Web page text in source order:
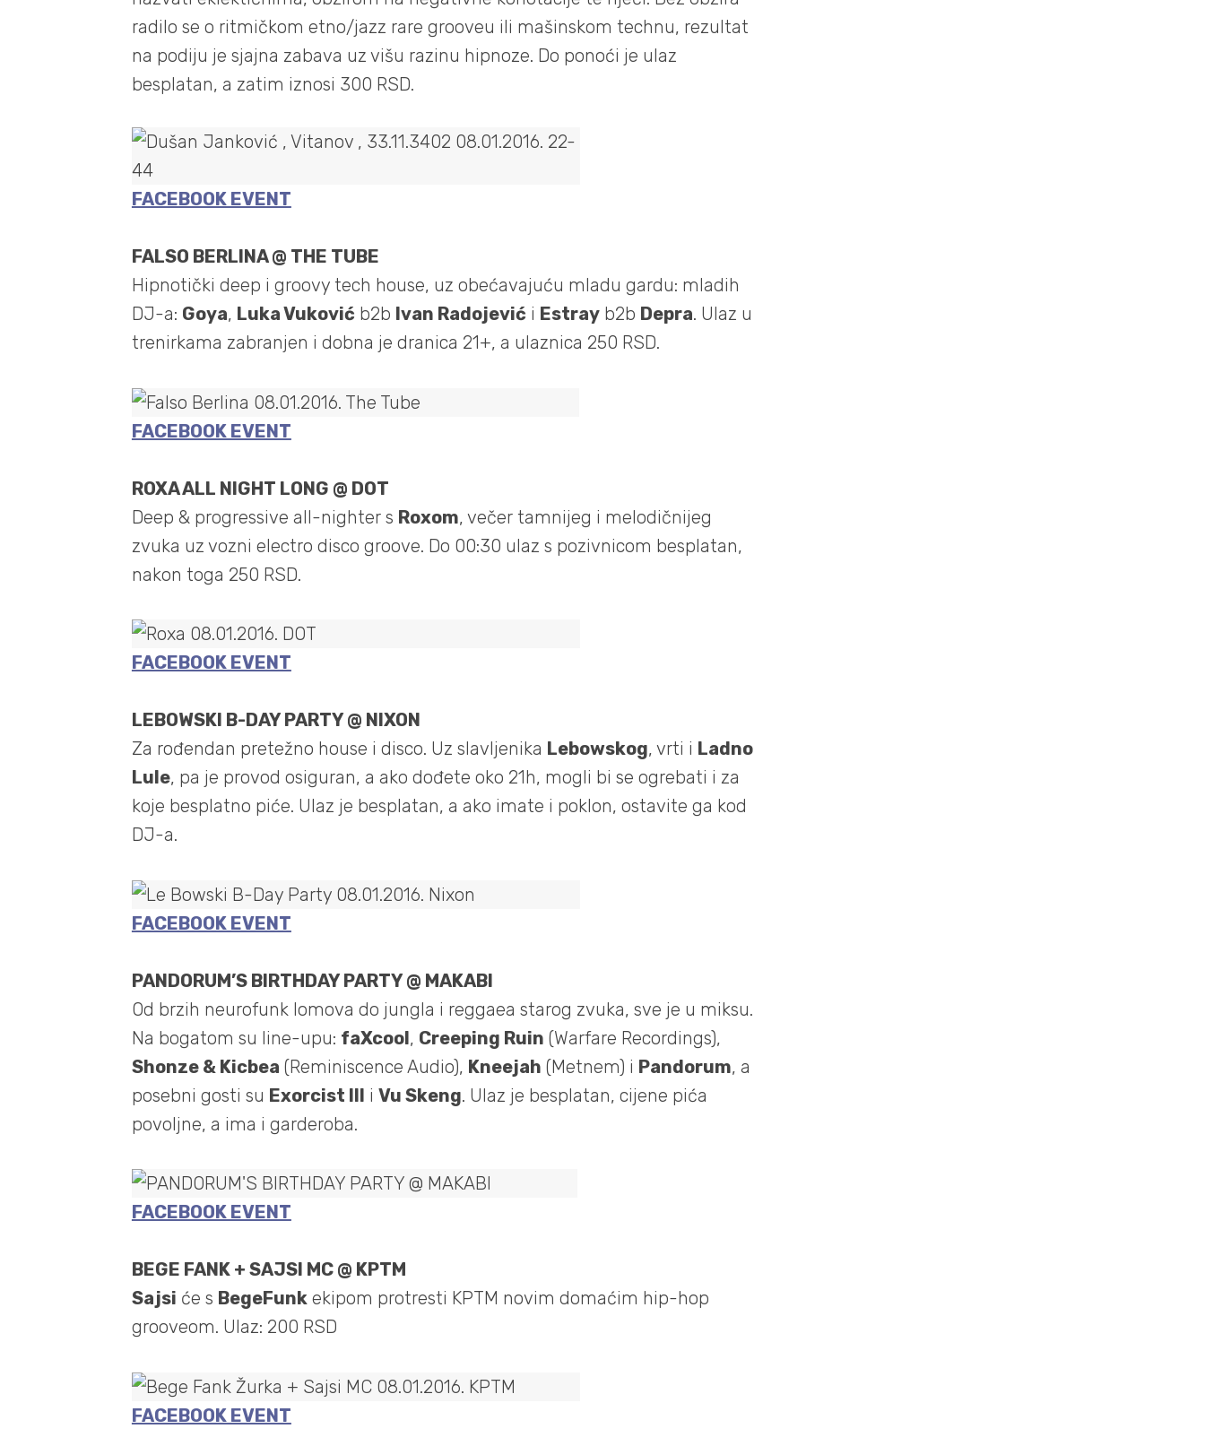
radilo se o ritmičkom etno/jazz rare grooveu ili mašinskom technu, rezultat
na podiju je sjajna zabava uz višu razinu hipnoze. Do ponoći je ulaz
besplatan, a zatim iznosi 300 RSD.
FACEBOOK EVENT
FALSO BERLINA @ THE TUBE
Hipnotički deep i groovy tech house, uz obećavajuću mladu gardu: mladih
DJ-a: Goya, Luka Vuković b2b Ivan Radojević i Estrayb2b Depra. Ulaz u
trenirkama zabranjen i dobna je dranica 21+, a ulaznica 250 RSD.
FACEBOOK EVENT
ROXA ALL NIGHT LONG @ DOT
Deep & progressive all-nighter s Roxom, večer tamnijeg i melodičnijeg
zvuka uz vozni electro disco groove. Do 00:30 ulaz s pozivnicom besplatan,
nakon toga 250 RSD.
FACEBOOK EVENT
LEBOWSKI B-DAY PARTY @ NIXON
Za rođendan pretežno house i disco. Uz slavljenika Lebowskog, vrti i Ladno
Lule, pa je provod osiguran, a ako dođete oko 21h, mogli bi se ogrebati i za
koje besplatno piće. Ulaz je besplatan, a ako imate i poklon, ostavite ga kod
DJ-a.
FACEBOOK EVENT
PANDORUM’S BIRTHDAY PARTY @ MAKABI
Od brzih neurofunk lomova do jungla i reggaea starog zvuka, sve je u miksu.
Na bogatom su line-upu: faXcool, Creeping Ruin (Warfare Recordings),
Shonze & Kicbea (Reminiscence Audio), Kneejah (Metnem) i Pandorum, a
posebni gosti su Exorcist Ill i Vu Skeng. Ulaz je besplatan, cijene pića
povoljne, a ima i garderoba.
FACEBOOK EVENT
BEGE FANK + SAJSI MC @ KPTM
Sajsi će s BegeFunkekipom protresti KPTM novim domaćim hip-hop
grooveom. Ulaz: 200 RSD
FACEBOOK EVENT